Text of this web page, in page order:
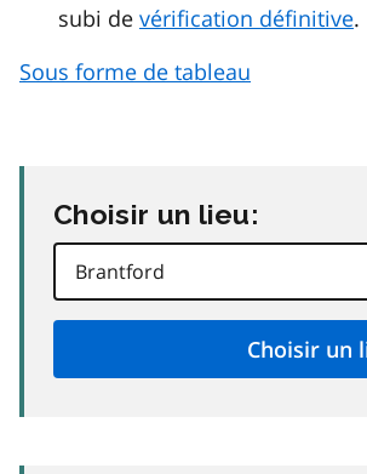
subi de vérification définitive.
Sous forme de tableau
Choisir un lieu: